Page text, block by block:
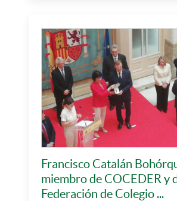
Francisco Catalán
miembro de COCEDER y
Federación de Colegio ...